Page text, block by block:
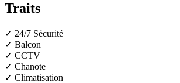
Traits
✓ 24/7 Sécurité
✓ Balcon
✓ CCTV
✓ Chanote
✓ Climatisation